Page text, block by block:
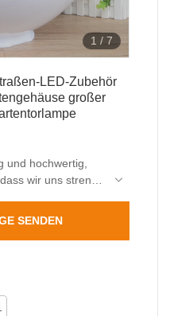
1 / 7
LED-Zubehör
großer
und hochwertig,
wir uns streng
nicht haben. Mit
SENDEN